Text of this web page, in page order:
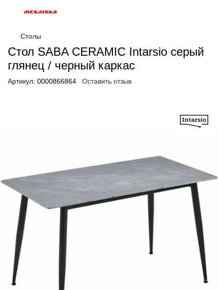
Столы
Стол SABA CERAMIC Intarsio серый
глянец / черный каркас
Артикул: 0000866864 Оставить отзыв